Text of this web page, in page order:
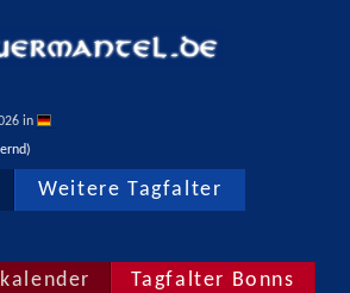
in
Weitere Tagfalter
Tagfalter Bonns